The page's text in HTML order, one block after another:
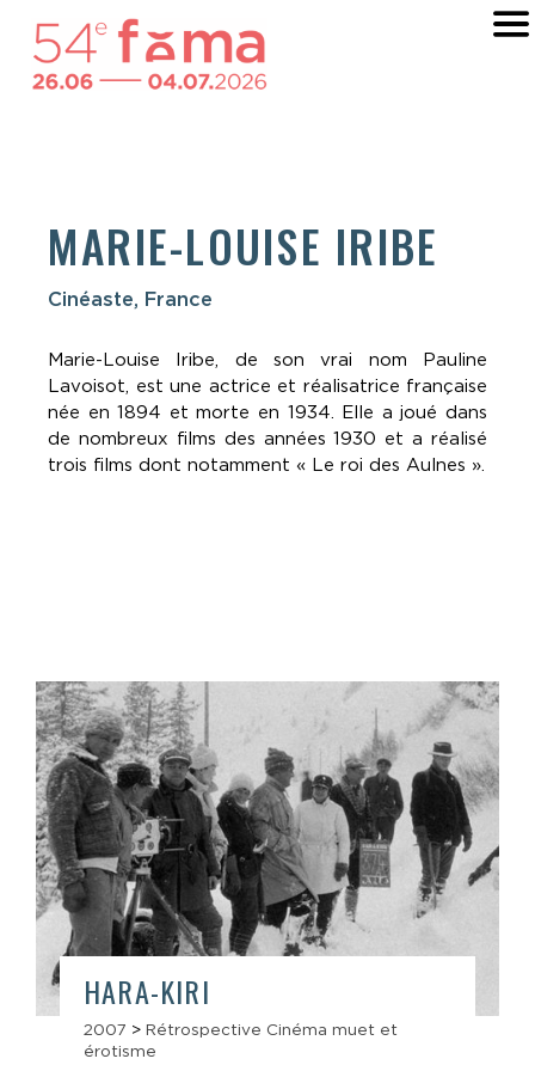
MARIE-LOUISE IRIBE
Cinéaste, France
Marie-Louise Iribe, de son vrai nom Pauline
Lavoisot, est une actrice et réalisatrice française
née en 1894 et morte en 1934. Elle a joué dans
de nombreux films des années 1930 et a réalisé
trois films dont notamment « Le roi des Aulnes ».
HARA-KIRI
2007 > Rétrospective Cinéma muet et
érotisme